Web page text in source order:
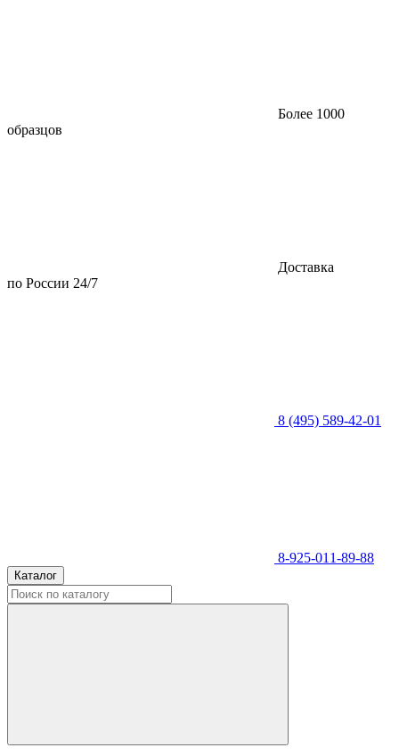
Более 1000
образцов
Доставка
по России 24/7
8 (495) 589-42-01
8-925-011-89-88
Каталог